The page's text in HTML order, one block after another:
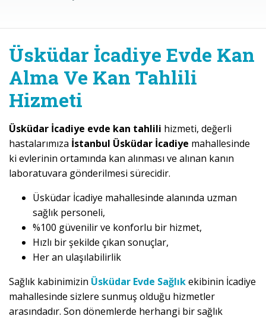
Üsküdar İcadiye Evde Kan
Alma Ve Kan Tahlili
Hizmeti
Üsküdar İcadiye evde kan tahlili hizmeti, değerli
hastalarımıza İstanbul Üsküdar İcadiye mahallesinde
ki evlerinin ortamında kan alınması ve alınan kanın
laboratuvara gönderilmesi sürecidir.
Üsküdar İcadiye mahallesinde alanında uzman
sağlık personeli,
%100 güvenilir ve konforlu bir hizmet,
Hızlı bir şekilde çıkan sonuçlar,
Her an ulaşılabilirlik
Sağlık kabinimizin Üsküdar Evde Sağlıkekibinin İcadiye
mahallesinde sizlere sunmuş olduğu hizmetler
arasındadır. Son dönemlerde herhangi bir sağlık